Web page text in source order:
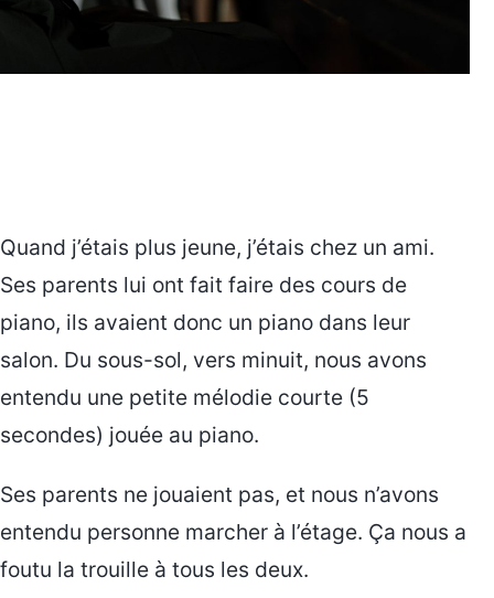
Quand j’étais plus jeune, j’étais chez un ami.
Ses parents lui ont fait faire des cours de
piano, ils avaient donc un piano dans leur
salon. Du sous-sol, vers minuit, nous avons
entendu une petite mélodie courte (5
secondes) jouée au piano.
Ses parents ne jouaient pas, et nous n’avons
entendu personne marcher à l’étage. Ça nous a
foutu la trouille à tous les deux.